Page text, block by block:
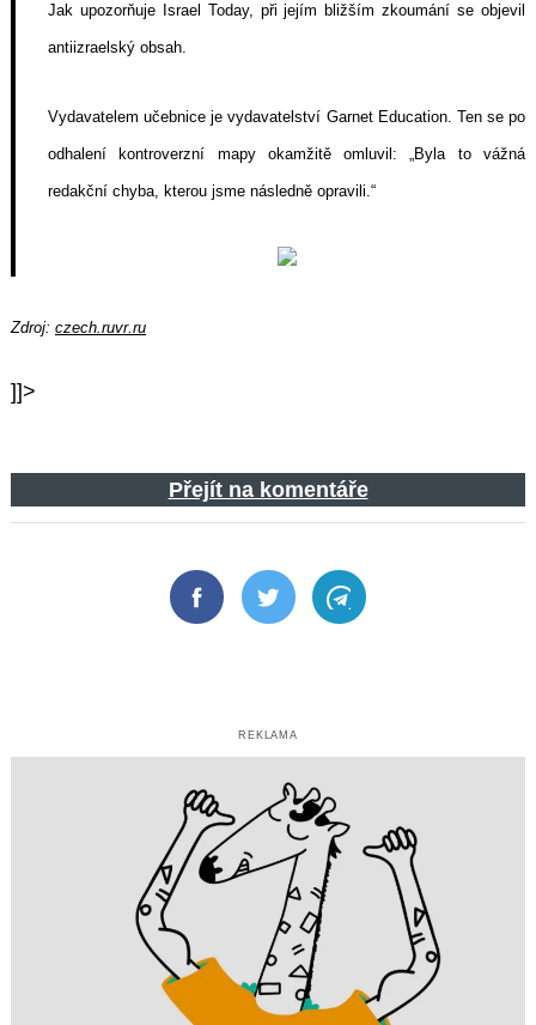
Jak upozorňuje Israel Today, při jejím bližším zkoumání se objevil
antiizraelský obsah.
Vydavatelem učebnice je vydavatelství Garnet Education. Ten se po
odhalení kontroverzní mapy okamžitě omluvil: „Byla to vážná
redakční chyba, kterou jsme následně opravili.“
Zdroj: czech.ruvr.ru
]]>
Přejít na komentáře
FacebookTwitter Telegram
REKLAMA